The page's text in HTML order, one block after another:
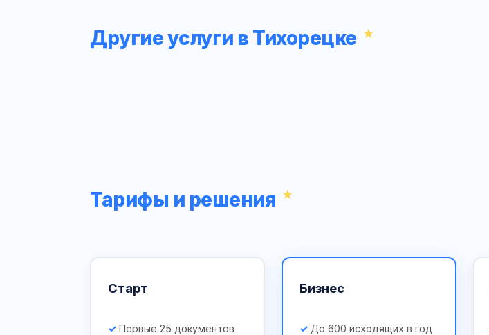
Другие услуги в Тихорецке
Тарифы и решения
Старт
Первые 25 документов
Бизнес
До 600 исходящих в год